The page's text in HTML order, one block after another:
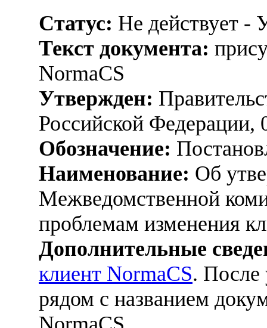
Статус: Не действует -
Текст документа:
NormaCS
Утвержден:
Российской Федерации,
Обозначение:
Наименование: Об
Межведомственной
проблемам изменения
Дополнительные
клиент NormaCS. После
рядом с названием